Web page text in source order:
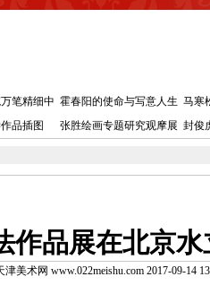
笔精细中 霍春阳的使命与写意人生 马寒
品插图 张胜绘画专题研究观摩展 封俊
作品展在北京
津美术网 www.022meishu.com 2017-09-14